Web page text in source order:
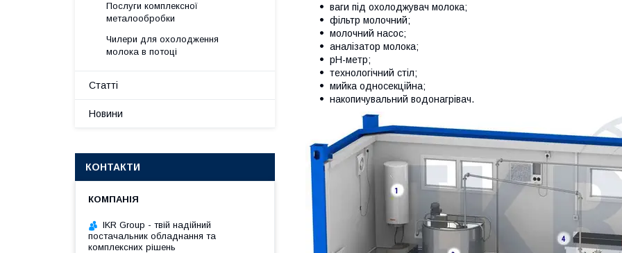
ваги під охолоджувач молока;
фільтр молочний;
молочний насос;
аналізатор молока;
рН-метр;
технологічний стіл;
мийка односекційна;
накопичувальний водонагрівач.
Послуги комплексної
металообробки
Чилери для охолодження
молока в потоці
Статті
Новини
КОНТАКТИ
IKR Group - твій надійний
постачальник обладнання та
комплексних рішень